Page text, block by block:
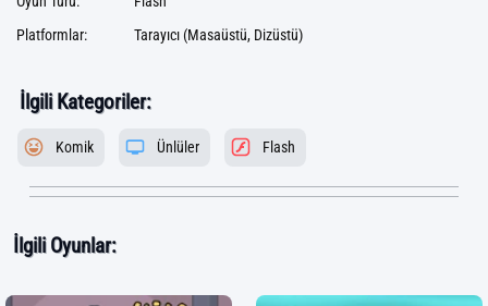
Platformlar:
Tarayıcı (Masaüstü, Dizüstü)
İlgili Kategoriler:
Komik Ünlüler Flash
İlgili Oyunlar: